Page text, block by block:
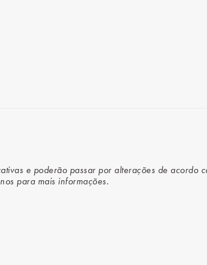
e poderão passar por alterações de acordo
para mais informações.